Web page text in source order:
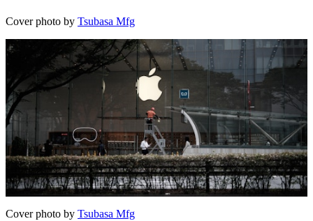
Cover photo by Tsubasa Mfg
Cover photo by Tsubasa Mfg